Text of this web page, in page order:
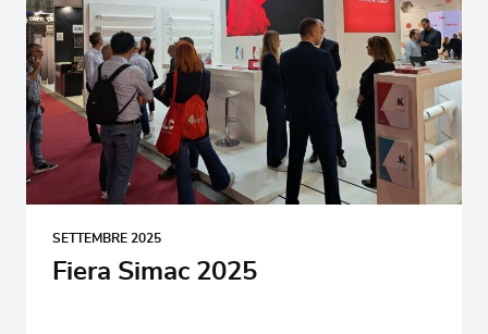
SETTEMBRE 2025
Fiera Simac 2025